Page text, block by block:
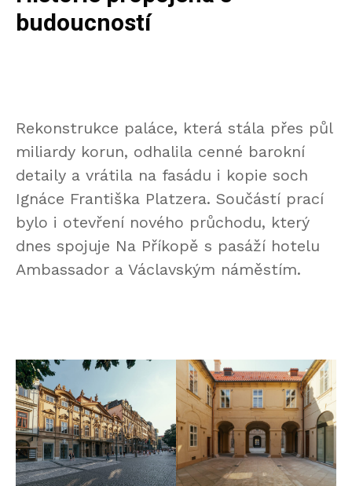
budoucností
Rekonstrukce paláce, která stála přes půl
miliardy korun, odhalila cenné barokní
detaily a vrátila na fasádu i kopie soch
Ignáce Františka Platzera. Součástí prací
bylo i otevření nového průchodu, který
dnes spojuje Na Příkopě s pasáží hotelu
Ambassador a Václavským náměstím.